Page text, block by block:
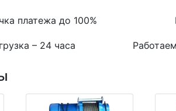
платежа до 100%
– 24 часа